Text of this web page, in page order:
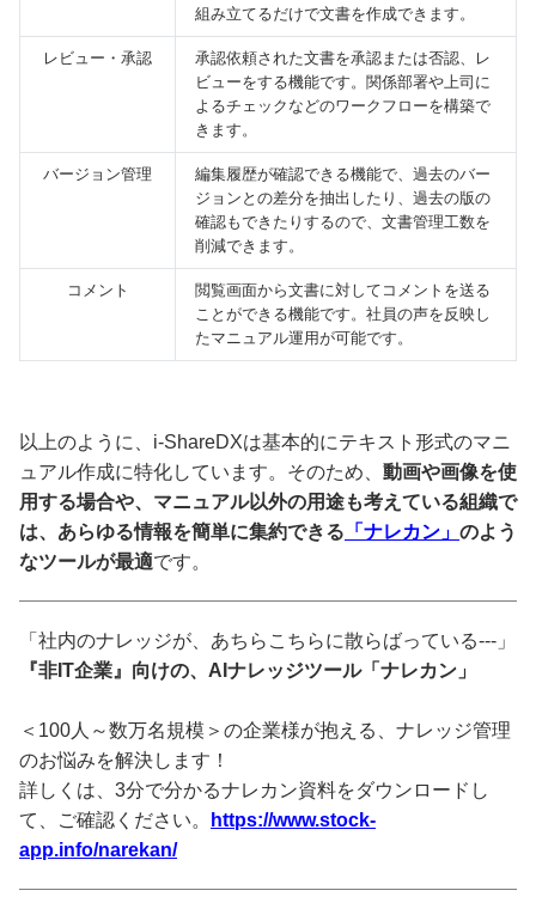
組み立てるだけで文書を作成できます。
レビュー・承認
承認依頼された文書を承認または否認、レ
ビューをする機能です。関係部署や上司に
よるチェックなどのワークフローを構築で
きます。
バージョン管理
編集履歴が確認できる機能で、過去のバー
ジョンとの差分を抽出したり、過去の版の
確認もできたりするので、文書管理工数を
削減できます。
コメント
閲覧画面から文書に対してコメントを送る
ことができる機能です。社員の声を反映し
たマニュアル運用が可能です。
以上のように、i-ShareDXは基本的にテキスト形式のマニ
ュアル作成に特化しています。そのため、 動画や画像を使
用する場合や、マニュアル以外の用途も考えている組織で
は、あらゆる情報を簡単に集約できる 「ナレカン」 のよう
なツールが最適です。
「社内のナレッジが、あちらこちらに散らばっている---」
『非IT企業』向けの、AIナレッジツール「ナレカン」
＜100人～数万名規模＞の企業様が抱える、ナレッジ管理
のお悩みを解決します！
詳しくは、3分で分かるナレカン資料をダウンロードし
て、ご確認ください。
https://www.stock-
app.info/narekan/